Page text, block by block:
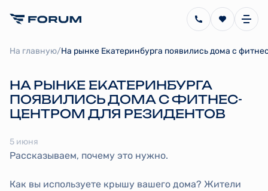
На главную/
НА РЫНКЕ ЕКАТЕРИНБУРГА
ПОЯВИЛИСЬ ДОМА С ФИТНЕС-
ЦЕНТРОМ ДЛЯ РЕЗИДЕНТОВ
5 июня
Рассказываем, почему это нужно.
Как вы используете крышу вашего дома? Жители